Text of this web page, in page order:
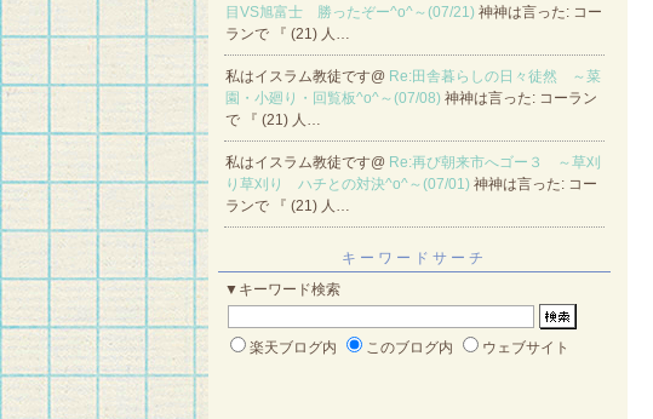
目VS旭富士 勝ったぞー^o^～(07/21) 神神は言った: コー
ランで 『 (21) 人…
私はイスラム教徒です@ Re:田舎暮らしの日々徒然 ～菜
園・小廻り・回覧板^o^～(07/08) 神神は言った: コーラン
で 『 (21) 人…
私はイスラム教徒です@ Re:再び朝来市へゴー３ ～草刈
り草刈り ハチとの対決^o^～(07/01) 神神は言った: コー
ランで 『 (21) 人…
キーワードサーチ
▼キーワード検索
楽天ブログ内 このブログ内 ウェブサイト